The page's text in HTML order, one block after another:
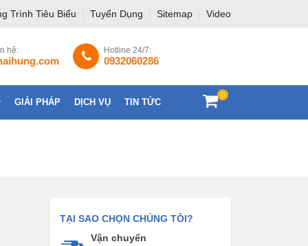
Trình Tiêu Biểu Tuyển Dụng Sitemap Video
Hotline 24/7:
0932060286
hệ:
0
GIẢI PHÁP DỊCH VỤ TIN TỨC
TẠI SAO CHỌN CHÚNG TÔI?
Vận chuyển